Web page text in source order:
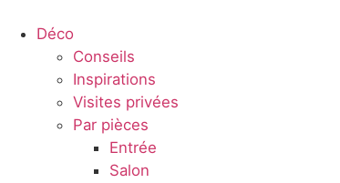
Déco
Conseils
Inspirations
Visites privées
Par pièces
Entrée
Salon